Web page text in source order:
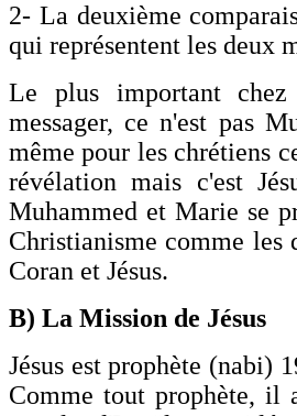
2- La deuxième
qui représentent les deux
Le plus important
messager, ce n'est pas
même pour les chrétiens
révélation mais c'est
Muhammed et Marie se
Christianisme comme les
Coran et Jésus.
B) La Mission de Jésus
Jésus est prophète (nabi)
Comme tout prophète, il